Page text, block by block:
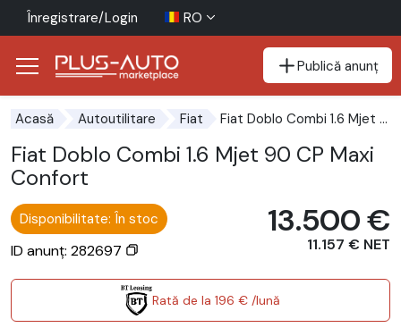
Înregistrare/Login RO
Publică anunț
Acasă Autoutilitare Fiat Fiat Doblo Combi 1.6 Mjet 90 CP Maxi Confort
Fiat Doblo Combi 1.6 Mjet 90 CP Maxi
Confort
Disponibilitate: În stoc
ID anunț: 282697
13.500 €
11.157 € NET
Rată de la 196 € /lună